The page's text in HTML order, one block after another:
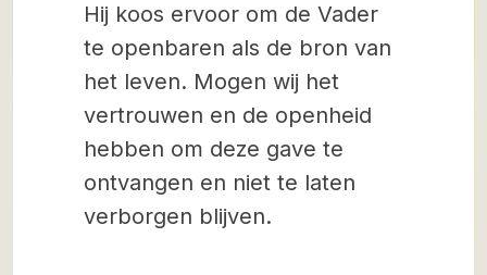
Hij koos ervoor om de Vader
te openbaren als de bron van
het leven. Mogen wij het
vertrouwen en de openheid
hebben om deze gave te
ontvangen en niet te laten
verborgen blijven.